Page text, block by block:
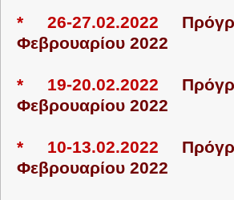
* 26-27.02.2022
Φεβρουαρίου 2022
* 19-20.02.2022
Φεβρουαρίου 2022
* 10-13.02.2022
Φεβρουαρίου 2022